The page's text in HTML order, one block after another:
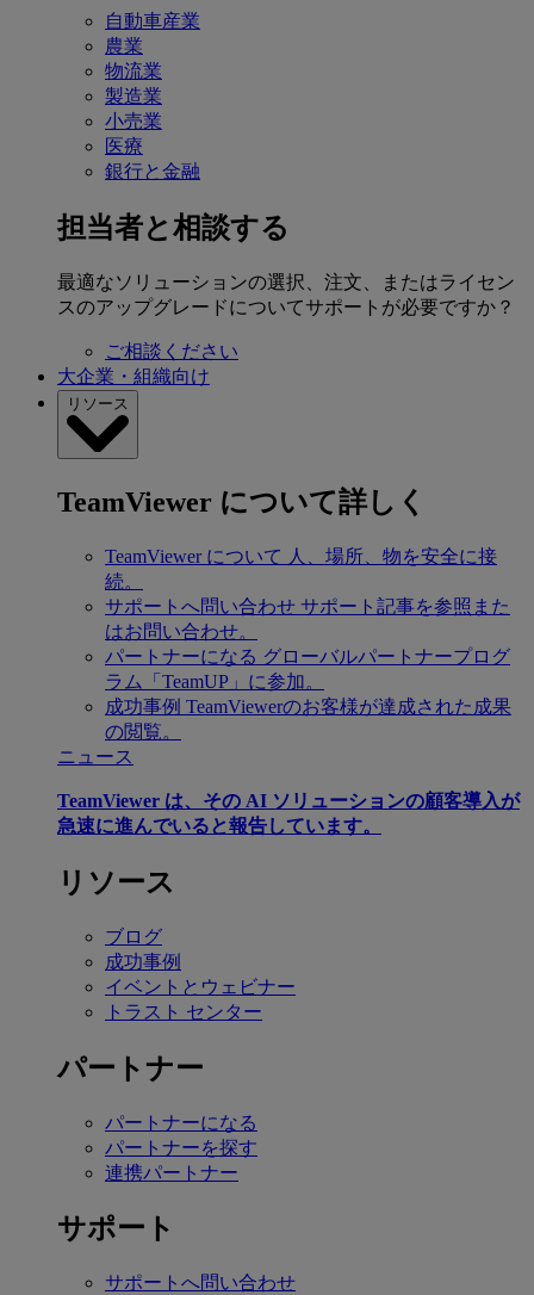
自動車産業
農業
物流業
製造業
小売業
医療
銀行と金融
担当者と相談する
最適なソリューションの選択、注文、またはライセン
スのアップグレードについてサポートが必要ですか？
ご相談ください
大企業・組織向け
リソース
TeamViewer について詳しく
TeamViewer について 人、場所、物を安全に接
続。
サポートへ問い合わせ サポート記事を参照また
はお問い合わせ。
パートナーになる グローバルパートナープログ
ラム「TeamUP」に参加。
成功事例 TeamViewerのお客様が達成された成果
の閲覧。
ニュース
TeamViewer は、その AI ソリューションの顧客導入が
急速に進んでいると報告しています。
リソース
ブログ
成功事例
イベントとウェビナー
トラスト センター
パートナー
パートナーになる
パートナーを探す
連携パートナー
サポート
サポートへ問い合わせ